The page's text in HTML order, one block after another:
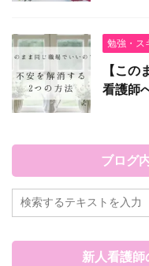
勉強・ス
【こ
看護師
ブログ
新人看護